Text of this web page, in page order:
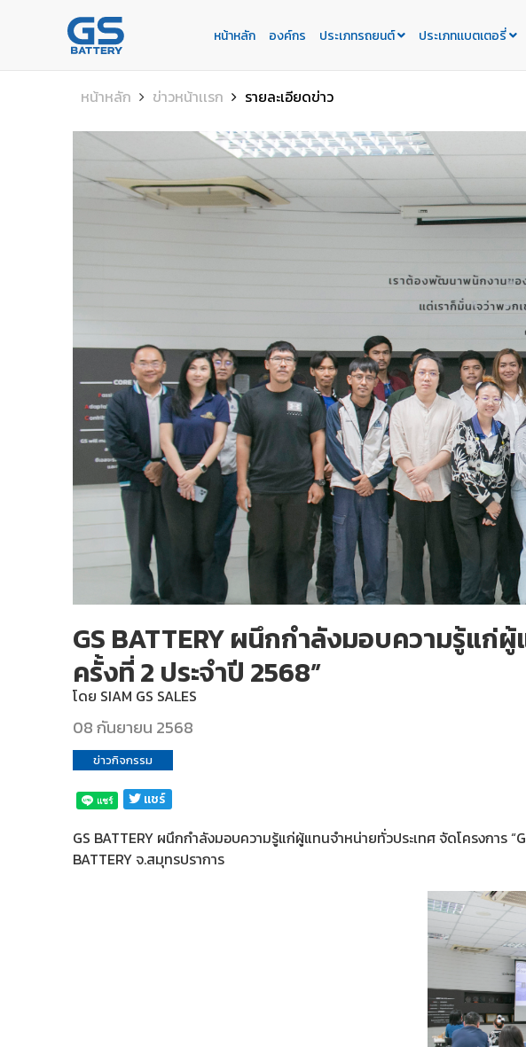
หน้าหลัก องค์กร ประเภทรถยนต์ ประเภทเเบตเตอรี่
ประเภทรถยนต์
ประเภทเเบตเตอรี่
บริการของเรา
ค้นหาร้านแบตเตอรี่
ข่าวเเละกิจกรรม
ร่วมงานกับเรา
E-BUSINESS
หน้าหลัก ข่าวหน้าเเรก รายละเอียดข่าว
GS BATTERY ผนึกกำลังมอบความรู้แก่ผู้
ครั้งที่ 2 ประจำปี 2568”
โดย SIAM GS SALES
08 กันยายน 2568
ข่าวกิจกรรม
เเชร์
GS BATTERY ผนึกกำลังมอบความรู้แก่ผู้แทนจำหน่ายทั่วประเทศ จัดโครงการ
BATTERY จ.สมุทรปราการ